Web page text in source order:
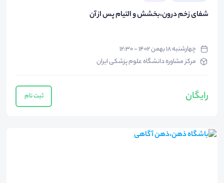
شفای زخم درون،بخشش و التیام پس از آن
چهارشنبه ۱۸ بهمن ۱۴۰۲ - ۱۲:۳۰
مرکز مشاوره دانشگاه علوم پزشکی ایران
رایگان ثبت نام